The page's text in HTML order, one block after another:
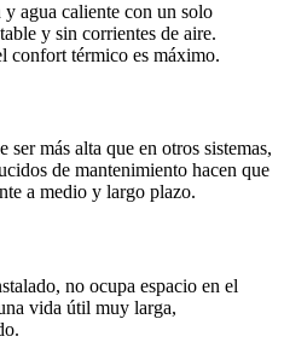
agua caliente con un solo
y sin corrientes de aire.
confort térmico es máximo.
más alta que en otros sistemas,
de mantenimiento hacen que
a medio y largo plazo.
no ocupa espacio en el
vida útil muy larga,